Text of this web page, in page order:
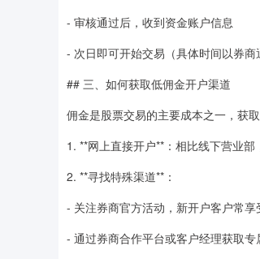
- 审核通过后，收到资金账户信息
- 次日即可开始交易（具体时间以券商
## 三、如何获取低佣金开户渠道
佣金是股票交易的主要成本之一，获
1. **网上直接开户**：相比线下营业
2. **寻找特殊渠道**：
- 关注券商官方活动，新开户客户常享
- 通过券商合作平台或客户经理获取专